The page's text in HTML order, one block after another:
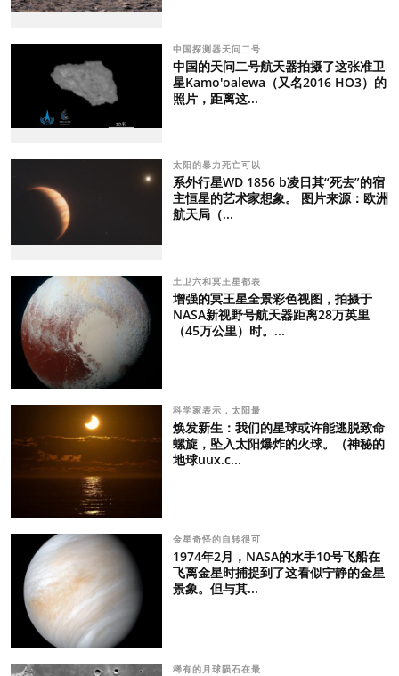
中国探测器天问二号
中国的天问二号航天器拍摄了这张准卫
星Kamo'oalewa（又名2016 HO3）的
照片，距离这...
太阳的暴力死亡可以
系外行星WD 1856 b凌日其“死去”的宿
主恒星的艺术家想象。 图片来源：欧洲
航天局（...
土卫六和冥王星都表
增强的冥王星全景彩色视图，拍摄于
NASA新视野号航天器距离28万英里
（45万公里）时。...
科学家表示，太阳最
焕发新生：我们的星球或许能逃脱致命
螺旋，坠入太阳爆炸的火球。（神秘的
地球uux.c...
金星奇怪的自转很可
1974年2月，NASA的水手10号飞船在
飞离金星时捕捉到了这看似宁静的金星
景象。但与其...
稀有的月球陨石在最